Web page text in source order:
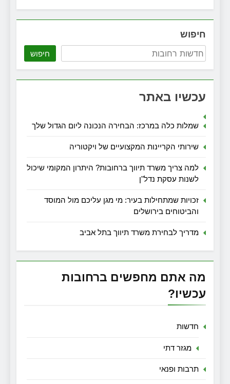
חיפוש
חיפוש
עכשיו באתר
שמלות כלה במרכז: הבחירה הנכונה ליום הגדול שלך
שירותי הקריינות המקצועיים של ויקטוריה
למה צריך משרד תיווך ברחובות? היתרון המקומי שיכול
לשנות עסקת נדל"ן
זכויות שמתחילות בעיר: מי מגן עליכם מול המוסד
והביטוחים בירושלים
מדריך לבחירת משרד תיווך בתל אביב
מה אתם מחפשים ברחובות
עכשיו?
חדשות
מגזר דתי
תרבות ופנאי